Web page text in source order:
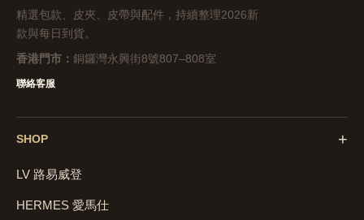
精選包款、皮夾、皮帶與配件，持續整理2026新
款與每日到貨。
香港門市： 銅鑼灣永興街8號807–808室
聯絡客服
SHOP +
LV 路易威登
HERMES 愛馬仕